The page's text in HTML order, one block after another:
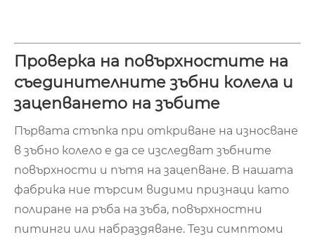
Проверка на повърхностите на
съединителните зъбни колела и
зацепването на зъбите
Първата стъпка при откриване на износване
в зъбно колело е да се изследват зъбните
повърхности и пътя на зацепване. В нашата
фабрика ние търсим видими признаци като
полиране на ръба на зъба, повърхностни
питинги или набраздяване. Тези симптоми